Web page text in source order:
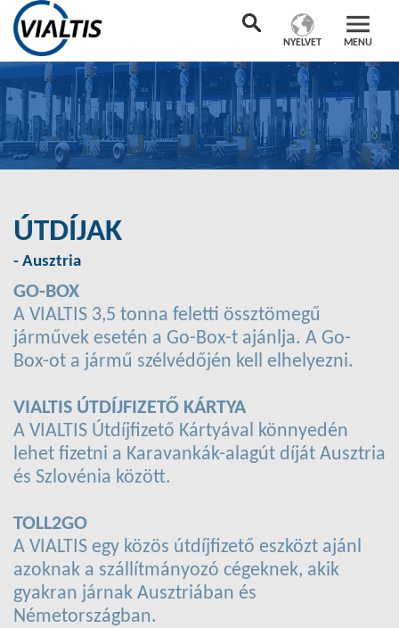
MENU
NYELVET
ÚTDÍJAK
- Ausztria
GO-BOX
A VIALTIS 3,5 tonna feletti össztömegű
járművek esetén a Go-Box-t ajánlja. A Go-
Box-ot a jármű szélvédőjén kell elhelyezni.
VIALTIS ÚTDÍJFIZETŐ KÁRTYA
A VIALTIS Útdíjfizető Kártyával könnyedén
lehet fizetni a Karavankák-alagút díját Ausztria
és Szlovénia között.
TOLL2GO
A VIALTIS egy közös útdíjfizető eszközt ajánl
azoknak a szállítmányozó cégeknek, akik
gyakran járnak Ausztriában és
Németországban.